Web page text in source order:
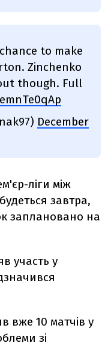
to make
Zinchenko
though. Full
December
ліги між
завтра,
заплановано на
участь у
вже 10 матчів у
зі